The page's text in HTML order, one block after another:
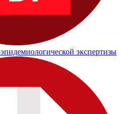
экспертизы